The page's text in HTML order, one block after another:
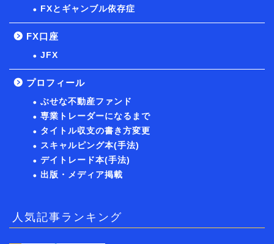
FXとギャンブル依存症
FX口座
JFX
プロフィール
ぶせな不動産ファンド
専業トレーダーになるまで
タイトル収支の書き方変更
スキャルピング本(手法)
デイトレード本(手法)
出版・メディア掲載
人気記事ランキング